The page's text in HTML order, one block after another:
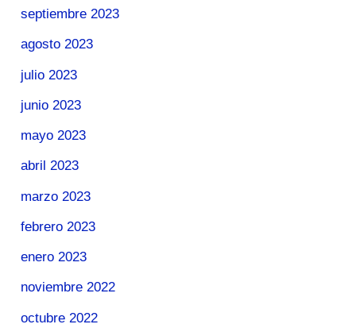
septiembre 2023
agosto 2023
julio 2023
junio 2023
mayo 2023
abril 2023
marzo 2023
febrero 2023
enero 2023
noviembre 2022
octubre 2022